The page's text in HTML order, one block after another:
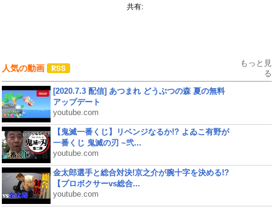
共有:
人気の動画
もっと見
る
[2020.7.3 配信] あつまれ どうぶつの森 夏の無料
アップデート
youtube.com
【鬼滅一番くじ】リベンジなるか!? よゐこ有野が
一番くじ 鬼滅の刃 ~弐...
youtube.com
金太郎選手と総合対決!京之介が腕十字を決める!?
【プロボクサーvs総合...
youtube.com